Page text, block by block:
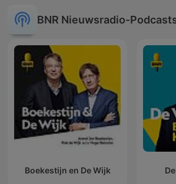
BNR Nieuwsradio-
Boekestijn en De Wijk